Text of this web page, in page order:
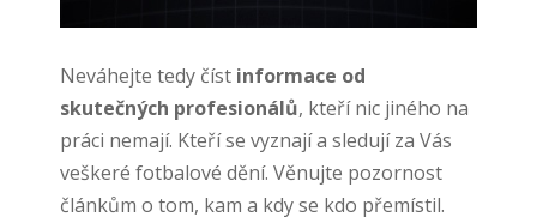
Neváhejte tedy číst informace od
skutečných profesionálů, kteří nic jiného na
práci nemají. Kteří se vyznají a sledují za Vás
veškeré fotbalové dění. Věnujte pozornost
článkům o tom, kam a kdy se kdo přemístil.